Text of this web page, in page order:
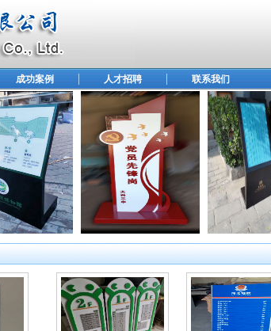
成功案例 人才招聘 联系我们